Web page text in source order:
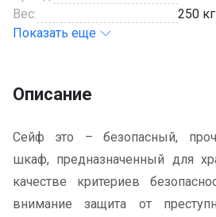
Вес:
250 кг
Показать еще
Описание
Сейф это – безопасный,
шкаф, предназначенный для
качестве критериев
внимание защита от